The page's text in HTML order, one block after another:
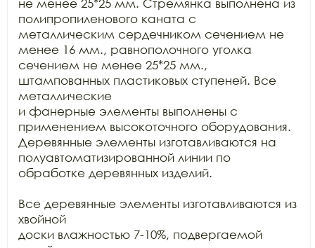
не менее 25*25 мм. Стремянка выполнена из
полипропиленового каната с
металлическим сердечником сечением не
менее 16 мм., равнополочного уголка
сечением не менее 25*25 мм.,
штампованных пластиковых ступеней. Все
металлические
и фанерные элементы выполнены с
применением высокоточного оборудования.
Деревянные элементы изготавливаются на
полуавтоматизированной линии по
обработке деревянных изделий.
Все деревянные элементы изготавливаются из
хвойной
доски влажностью 7-10%, подвергаемой